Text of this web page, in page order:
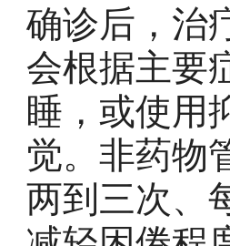
确诊后，治
会根据主要
睡，或使用
觉。非药物
两到三次、